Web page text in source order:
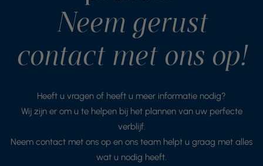
Neem gerust
contact met ons op!
Heeft u vragen of heeft u meer informatie nodig?
Wij zijn er om u te helpen bij het plannen van uw perfecte
verblijf.
Neem contact met ons op en ons team helpt u graag met alles
wat u nodig heeft.